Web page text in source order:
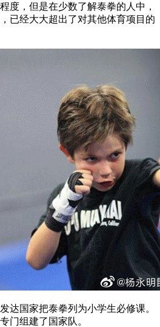
度，但是在少数了解泰拳的人中，
已经大大超出了对其他体育项目的
达国家把泰拳列为小学生必修课。
门组建了国家队。